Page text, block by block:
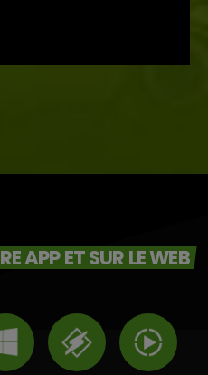
APP ET SUR LE WEB